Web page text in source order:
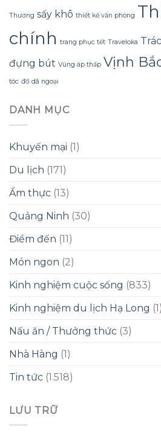
đổi
Thương sấy khô thiết kế văn phòng
chính trang phục tết Traveloka
đựng bút Vùng áp thấp Vịnh
tóc đồ dã ngoại
DANH MỤC
Khuyến mại (1)
Du lịch (171)
Ẩm thực (13)
Quảng Ninh (30)
Điểm đến (11)
Món ngon (2)
Kinh nghiệm cuộc sống (833)
Kinh nghiệm du lịch Hạ Long (1)
Nấu ăn / Thưởng thức (3)
Nhà Hàng (1)
Tin tức (1.518)
LƯU TRỮ